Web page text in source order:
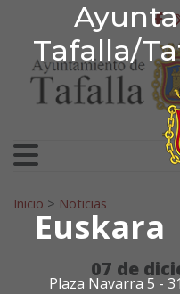
Tafalla/
Euskara
Plaza Navarra 5 -
Ir al contenido
Search for:
Inicio > Noticias
07 de